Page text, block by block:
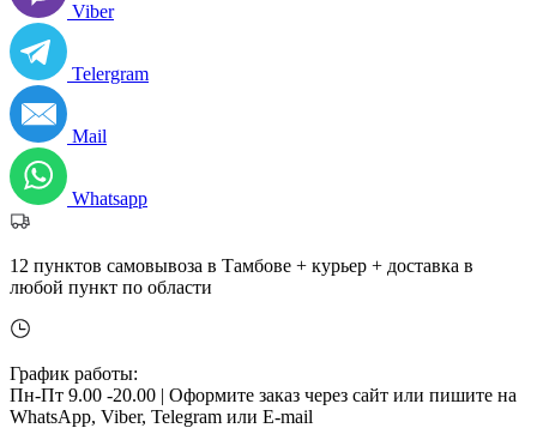
Viber
Telergram
Mail
Whatsapp
12 пунктов самовывоза в Тамбове + курьер + доставка в
любой пункт по области
График работы:
Пн-Пт 9.00 -20.00 | Оформите заказ через сайт или пишите на
WhatsApp, Viber, Telegram или E-mail